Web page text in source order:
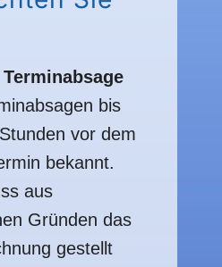
bis
vor dem
bekannt.
aus
Gründen das
gestellt